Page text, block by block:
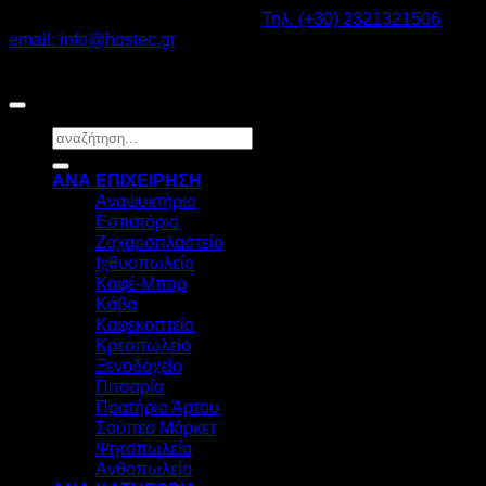
Τηλ. (+30) 2321321506
email: info@hostec.gr
Αναζήτηση
για:
ΑΝΑ ΕΠΙΧΕΙΡΗΣΗ
Αναψυκτήριο
Εστιατόριο
Ζαχαροπλαστείο
Ιχθυοπωλείο
Καφέ-Μπαρ
Κάβα
Καφεκοπτείο
Κρεοπωλείο
Ξενοδοχείο
Πιτσαρία
Πρατήριο Άρτου
Σούπερ Μάρκετ
Ψητοπωλείο
Ανθοπωλείο